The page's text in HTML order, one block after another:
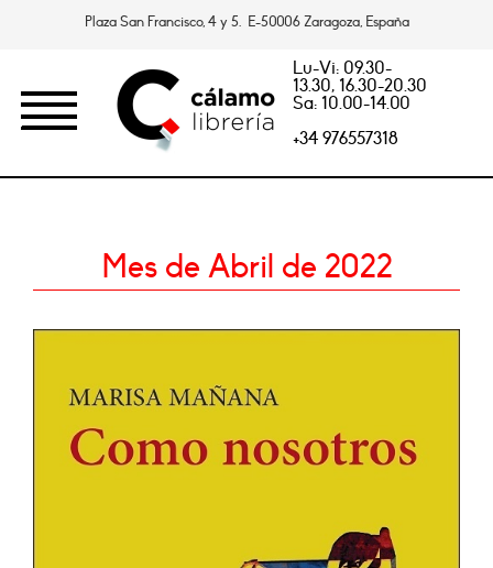
Plaza San Francisco, 4 y 5. E-50006 Zaragoza, España
Lu-Vi: 09.30-
13.30, 16.30-20.30
Sa: 10.00-14.00
+34 976557318
Mes de Abril de 2022